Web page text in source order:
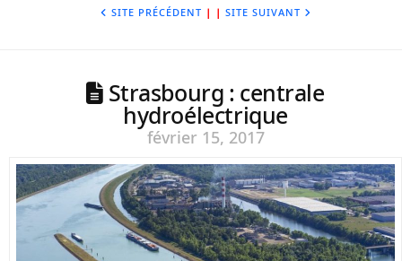
SITE PRÉCÉDENT | | SITE SUIVANT
Strasbourg : centrale
hydroélectrique
février 15, 2017